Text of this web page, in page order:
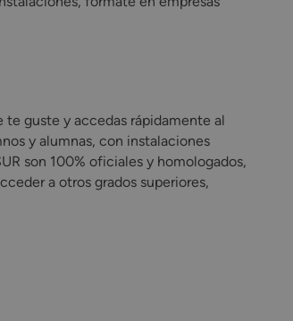
te guste y accedas rápidamente al
y alumnas, con instalaciones
son 100% oficiales y homologados,
a otros grados superiores,